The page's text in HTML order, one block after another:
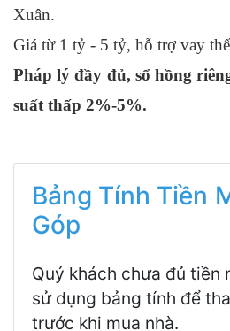
Xuân.
Giá từ 1 tỷ - 5 tỷ, hỗ trợ vay
Pháp lý đầy đủ, sổ hồng
suất thấp 2%-5%.
Bảng Tính Tiền
Góp
Quý khách chưa đủ tiền
sử dụng bảng tính để
trước khi mua nhà.